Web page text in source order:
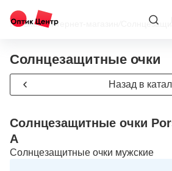
Главная/Интернет-магазин
Солнцезащитные очки
Назад в
Солнцезащитные очки
A
Солнцезащитные очки мужские